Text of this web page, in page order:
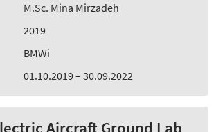
M.Sc. Mina Mirzadeh
2019
BMWi
01.10.2019 – 30.09.2022
Aircraft Ground Lab